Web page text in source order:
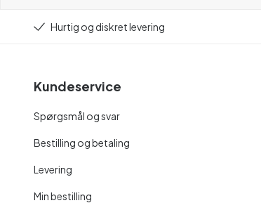
Hurtig og diskret levering
Kundeservice
Spørgsmål og svar
Bestilling og betaling
Levering
Min bestilling